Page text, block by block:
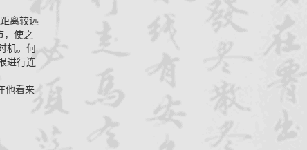
离较远
，使之
机。何
进行连
他看来